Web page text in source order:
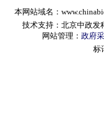
本网站域名：
技术支持：北京中政发
网站管理： 政府
标